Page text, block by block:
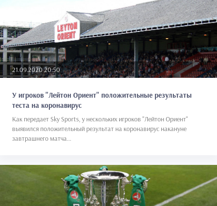
21.09.2020 20:50
У игроков "Лейтон Ориент" положительные результаты
теста на коронавирус
Как передает Sky Sports, у нескольких игроков "Лейтон Ориент"
выявился положительный результат на коронавирус накануне
завтрашнего матча...